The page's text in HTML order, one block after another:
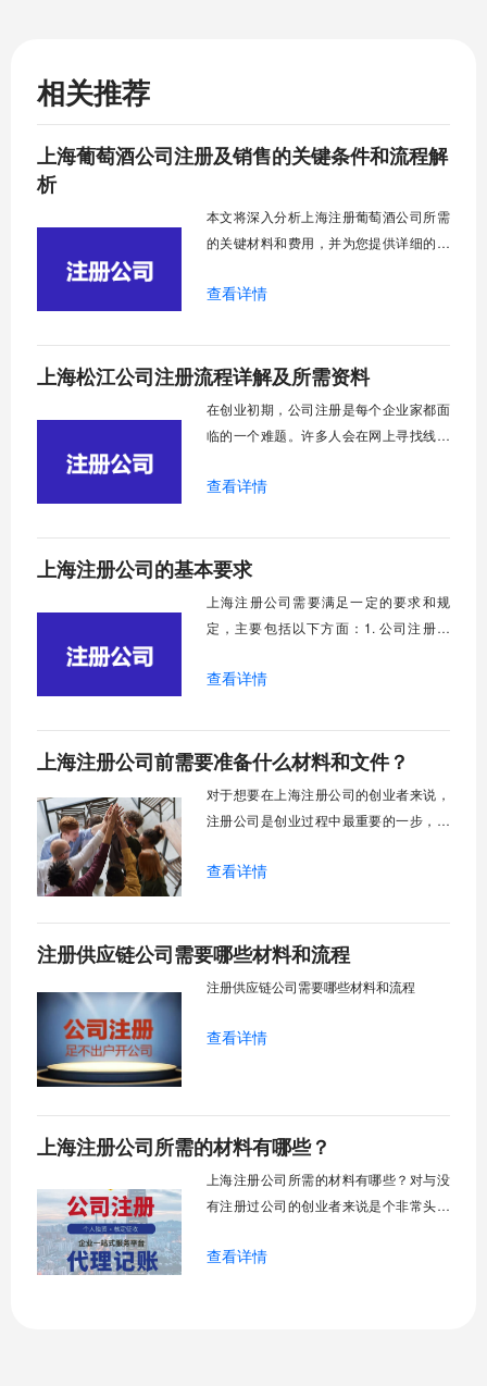
相关推荐
​上海葡萄酒公司注册及销售的关键条件和流程解
析
本文将深入分析上海注册葡萄酒公司所需
的关键材料和费用，并为您提供详细的指
准备。通过了解这些信息，您可以更好地
争激烈的市场中脱颖而出。现在，让我们
开始探讨在上海注册葡萄酒公司的材料和
成本。
查看详情
​上海松江公司注册流程详解及所需资料
在创业初期，公司注册是每个企业家都面
临的一个难题。许多人会在网上寻找线索
定的了解，但很快就会遇到各种问题。下
流程详解及所需资料。
查看详情
上海注册公司的基本要求
上海注册公司需要满足一定的要求和规
定，主要包括以下方面：1. 公司注册资
2. 公司名称：必须确保不重名、同音、同
众，不能使用政党名称，不得包含外国文
字或阿拉伯数字等。3. 公司经营范围：涉
及业务写明，不宜过多。4. 公司注册地
址：必须是商用
查看详情
上海注册公司前需要准备什么材料和文件？
对于想要在上海注册公司的创业者来说，
注册公司是创业过程中最重要的一步，它
册公司前需要准备什么材料？
查看详情
注册供应链公司需要哪些材料和流程
注册供应链公司需要哪些材料和流程
查看详情
上海注册公司所需的材料有哪些？
上海注册公司所需的材料有哪些？对与没
有注册过公司的创业者来说是个非常头疼
查看详情